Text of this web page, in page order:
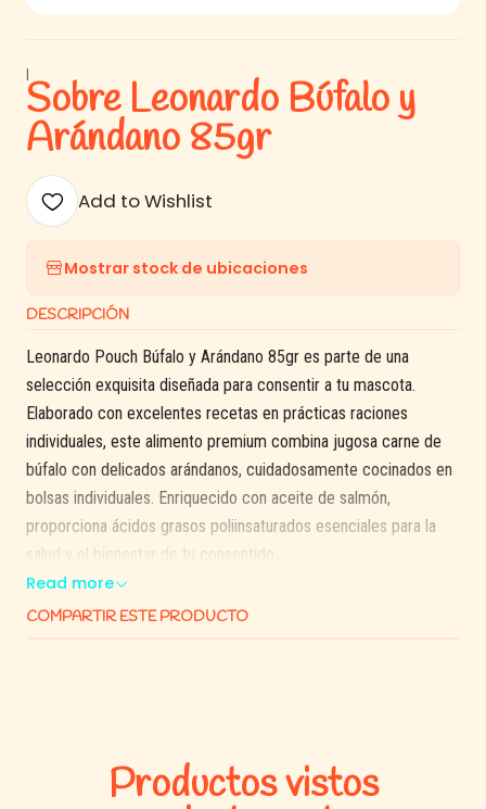
|
Sobre Leonardo Búfalo y
Arándano 85gr
Add to Wishlist
Mostrar stock de ubicaciones
DESCRIPCIÓN
Leonardo Pouch Búfalo y Arándano 85gr es parte de una
selección exquisita diseñada para consentir a tu mascota.
Elaborado con excelentes recetas en prácticas raciones
individuales, este alimento premium combina jugosa carne de
búfalo con delicados arándanos, cuidadosamente cocinados en
bolsas individuales. Enriquecido con aceite de salmón,
proporciona ácidos grasos poliinsaturados esenciales para la
salud y el bienestar de tu consentido.
Cuidadosamente cocinado para preservar los nutrientes y
Read more
COMPARTIR ESTE PRODUCTO
Productos vistos